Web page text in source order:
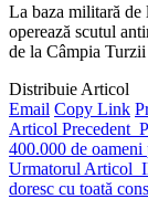
La baza militară de
operează scutul
de la Câmpia
Distribuie Articol
Email Copy Link
Articol Precedent
400.000 de
Urmatorul Articol
doresc cu toată